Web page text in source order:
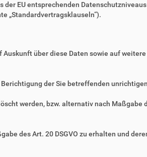
EU entsprechenden Datenschutzniveaus
„Standardvertragsklauseln“).
über diese Daten sowie auf
der Sie betreffenden
werden, bzw. alternativ nach Maßgabe
des Art. 20 DSGVO zu erhalten und